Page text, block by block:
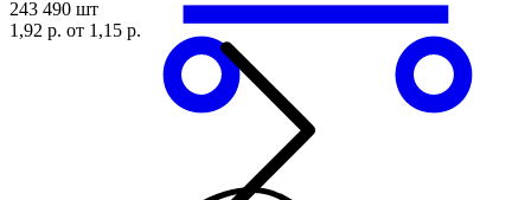
243 490 шт
1,92 р. от 1,15 р.